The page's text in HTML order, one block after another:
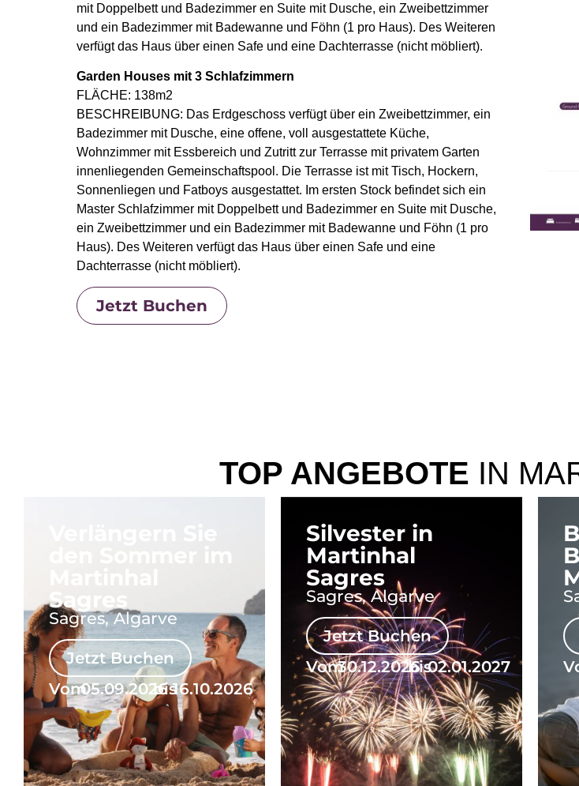
mit Doppelbett und Badezimmer en Suite mit Dusche, ein Zweibettzimmer
und ein Badezimmer mit Badewanne und Föhn (1 pro Haus). Des Weiteren
verfügt das Haus über einen Safe und eine Dachterrasse (nicht möbliert).
Garden Houses mit 3 Schlafzimmern
FLÄCHE: 138m2
BESCHREIBUNG: Das Erdgeschoss verfügt über ein Zweibettzimmer, ein
Badezimmer mit Dusche, eine offene, voll ausgestattete Küche,
Wohnzimmer mit Essbereich und Zutritt zur Terrasse mit privatem Garten
innenliegenden Gemeinschaftspool. Die Terrasse ist mit Tisch, Hockern,
Sonnenliegen und Fatboys ausgestattet. Im ersten Stock befindet sich ein
Master Schlafzimmer mit Doppelbett und Badezimmer en Suite mit Dusche,
ein Zweibettzimmer und ein Badezimmer mit Badewanne und Föhn (1 pro
Haus). Des Weiteren verfügt das Haus über einen Safe und eine
Dachterrasse (nicht möbliert).
Jetzt Buchen
TOP ANGEBOTE IN
den Sommer im
Sagres
Sagres, Algarve
Jetzt Buchen
Vom05.09.2026
bis16.10.2026
Silvester in
Martinhal
Sagres
Sagres, Algarve
Jetzt Buchen
Vom30.12.2026bis02.01.2027